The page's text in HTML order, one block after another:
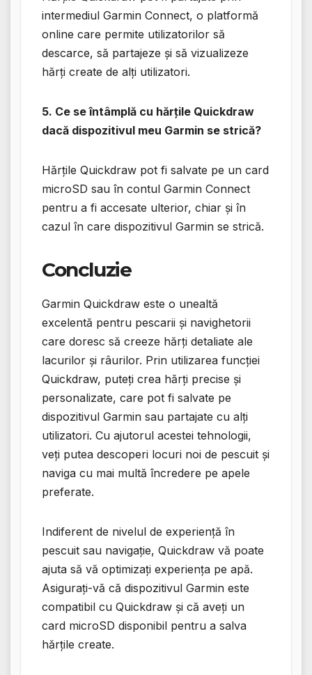
intermediul Garmin Connect, o platformă
online care permite utilizatorilor să
descarce, să partajeze și să vizualizeze
hărți create de alți utilizatori.
5. Ce se întâmplă cu hărțile Quickdraw
dacă dispozitivul meu Garmin se strică?
Hărțile Quickdraw pot fi salvate pe un card
microSD sau în contul Garmin Connect
pentru a fi accesate ulterior, chiar și în
cazul în care dispozitivul Garmin se strică.
Concluzie
Garmin Quickdraw este o unealtă
excelentă pentru pescarii și navighetorii
care doresc să creeze hărți detaliate ale
lacurilor și râurilor. Prin utilizarea funcției
Quickdraw, puteți crea hărți precise și
personalizate, care pot fi salvate pe
dispozitivul Garmin sau partajate cu alți
utilizatori. Cu ajutorul acestei tehnologii,
veți putea descoperi locuri noi de pescuit și
naviga cu mai multă încredere pe apele
preferate.
Indiferent de nivelul de experiență în
pescuit sau navigație, Quickdraw vă poate
ajuta să vă optimizați experiența pe apă.
Asigurați-vă că dispozitivul Garmin este
compatibil cu Quickdraw și că aveți un
card microSD disponibil pentru a salva
hărțile create.